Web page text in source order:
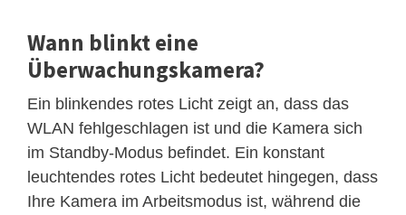
Wann blinkt eine
Überwachungskamera?
Ein blinkendes rotes Licht zeigt an, dass das
WLAN fehlgeschlagen ist und die Kamera sich
im Standby-Modus befindet. Ein konstant
leuchtendes rotes Licht bedeutet hingegen, dass
Ihre Kamera im Arbeitsmodus ist, während die